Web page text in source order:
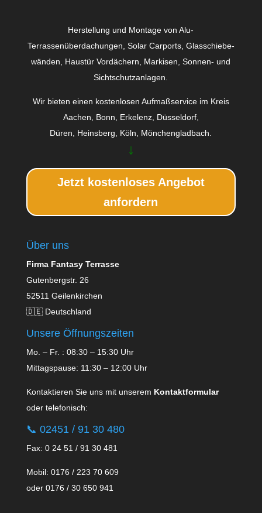
Herstellung und Montage von Alu-
Terrassenüberdachungen, Solar Carports, Glas­schiebe­
wänden, Haustür Vordächern, Markisen, Sonnen- und
Sichtschutzanlagen.
Wir bieten einen kostenlosen Aufmaßservice im Kreis
Aachen, Bonn, Erkelenz, Düsseldorf,
Düren, Heinsberg, Köln, Mönchengladbach.
↓
Jetzt kostenloses Angebot
anfordern
Über uns
Firma Fantasy Terrasse
Gutenbergstr. 26
52511 Geilenkirchen
🇩🇪 Deutschland
Unsere Öffnungszeiten
Mo. – Fr. : 08:30 – 15:30 Uhr
Mittagspause: 11:30 – 12:00 Uhr
Kontaktieren Sie uns mit unserem Kontaktformular
oder telefonisch:
📞 02451 / 91 30 480
Fax: 0 24 51 / 91 30 481
Mobil: 0176 / 223 70 609
oder 0176 / 30 650 941